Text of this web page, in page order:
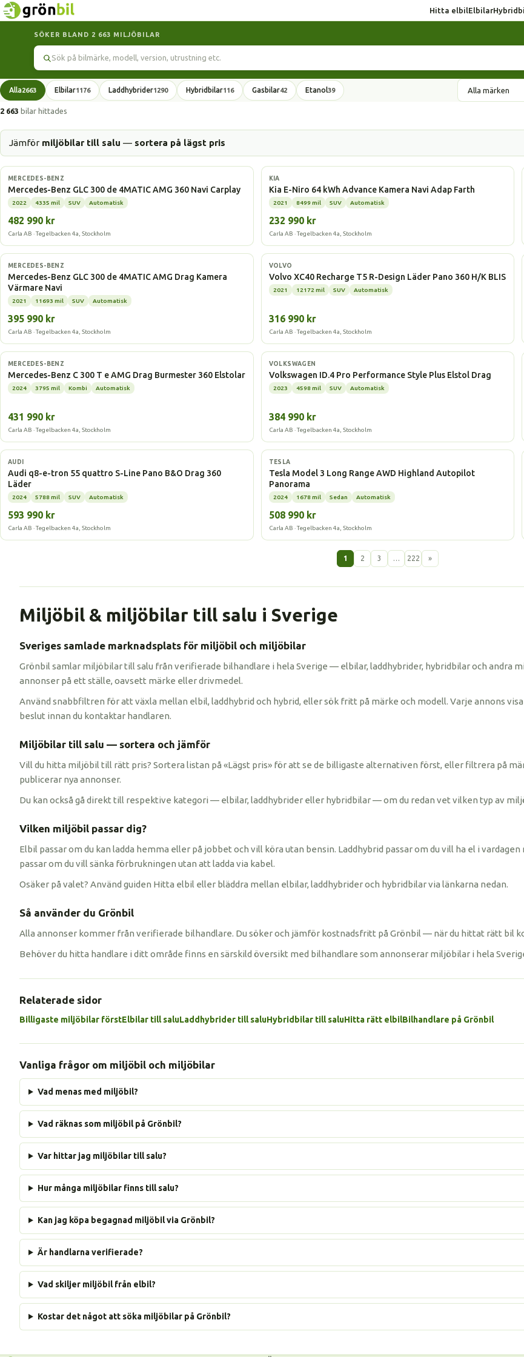
Hitta elbilElbilar
SÖKER BLAND 2 663 MILJÖBILAR
Alla2663 Elbilar1176 Laddhybrider1290 Hybridbilar116 Gasbilar42 Etanol39
2 663 bilar hittades
Jämför miljöbilar till salu — sortera på lägst pris
Laddhybrid
MERCEDES-BENZ
Mercedes-Benz GLC 300 de 4MATIC AMG 360 Navi Carplay
2022 4335 mil SUV Automatisk
482 990 kr
Carla AB · Tegelbacken 4a, Stockholm
Elbil
KIA
Kia E-Niro 64 kWh Advance Kamera Navi Adap Farth
2021 8499 mil SUV Automatisk
232 990 kr
Carla AB · Tegelbacken 4a, Stockholm
Laddhybrid
MERCEDES-BENZ
Mercedes-Benz GLC 300 de 4MATIC AMG Drag Kamera
Värmare Navi
2021 11693 mil SUV Automatisk
395 990 kr
Carla AB · Tegelbacken 4a, Stockholm
Laddhybrid
VOLVO
Volvo XC40 Recharge T5 R-Design Läder Pano 360 H/K BLIS
2021 12172 mil SUV Automatisk
316 990 kr
Carla AB · Tegelbacken 4a, Stockholm
Laddhybrid
MERCEDES-BENZ
Mercedes-Benz C 300 T e AMG Drag Burmester 360 Elstolar
2024 3795 mil Kombi Automatisk
431 990 kr
Carla AB · Tegelbacken 4a, Stockholm
Elbil
VOLKSWAGEN
Volkswagen ID.4 Pro Performance Style Plus Elstol Drag
2023 4598 mil SUV Automatisk
384 990 kr
Carla AB · Tegelbacken 4a, Stockholm
Elbil
AUDI
Audi q8-e-tron 55 quattro S-Line Pano B&O Drag 360
Läder
2024 5788 mil SUV Automatisk
593 990 kr
Carla AB · Tegelbacken 4a, Stockholm
Elbil
TESLA
Tesla Model 3 Long Range AWD Highland Autopilot
Panorama
2024 1678 mil Sedan Automatisk
508 990 kr
Carla AB · Tegelbacken 4a, Stockholm
1 2 3 … 222 »
Miljöbil & miljöbilar till salu i Sverige
Sveriges samlade marknadsplats för miljöbil och miljöbilar
Grönbil samlar miljöbilar till salu från verifierade bilhandlare i hela Sverige — elbilar, laddhybrider, hybridbilar och andra
annonser på ett ställe, oavsett märke eller drivmedel.
Använd snabbfiltren för att växla mellan elbil, laddhybrid och hybrid, eller sök fritt på märke och modell. Varje annons
beslut innan du kontaktar handlaren.
Miljöbilar till salu — sortera och jämför
Vill du hitta miljöbil till rätt pris? Sortera listan på «Lägst pris» för att se de billigaste alternativen först, eller filtrera på
publicerar nya annonser.
Du kan också gå direkt till respektive kategori — elbilar, laddhybrider eller hybridbilar — om du redan vet vilken typ av
Vilken miljöbil passar dig?
Elbil passar om du kan ladda hemma eller på jobbet och vill köra utan bensin. Laddhybrid passar om du vill ha el i
passar om du vill sänka förbrukningen utan att ladda via kabel.
Osäker på valet? Använd guiden Hitta elbil eller bläddra mellan elbilar, laddhybrider och hybridbilar via länkarna nedan.
Så använder du Grönbil
Alla annonser kommer från verifierade bilhandlare. Du söker och jämför kostnadsfritt på Grönbil — när du hittat rätt bil
Behöver du hitta handlare i ditt område finns en särskild översikt med bilhandlare som annonserar miljöbilar i hela
Relaterade sidor
Billigaste miljöbilar förstElbilar till saluLaddhybrider till saluHybridbilar till saluHitta rätt elbilBilhandlare på Grönbil
Vanliga frågor om miljöbil och miljöbilar
Vad menas med miljöbil?
Vad räknas som miljöbil på Grönbil?
Var hittar jag miljöbilar till salu?
Hur många miljöbilar finns till salu?
Kan jag köpa begagnad miljöbil via Grönbil?
Är handlarna verifierade?
Vad skiljer miljöbil från elbil?
Kostar det något att söka miljöbilar på Grönbil?